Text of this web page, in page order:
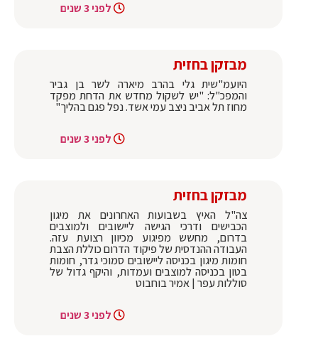
לפני 3 שנים
מבזקן בחזית
היועמ"שית גלי בהרב מיארה לשר בן גביר
והמפכ"ל: "יש לשקול מחדש את הדחת מפקד
מחוז תל אביב ניצב עמי אשד. נפל פגם בהליך"
לפני 3 שנים
מבזקן בחזית
צה"ל האיץ בשבועות האחרונים את מיגון
הכבישים ודרכי הגישה ליישובים ולמוצבים
בדרום, מחשש מפיגוע מכיוון רצועת עזה.
העבודה ההנדסית של פיקוד הדרום כוללת הצבת
חומות מיגון בכניסה ליישובים סמוכי גדר, חומות
בטון בכניסה למוצבים ועמדות, והיקף גדול של
סוללות עפר | אמיר בוחבוט
לפני 3 שנים